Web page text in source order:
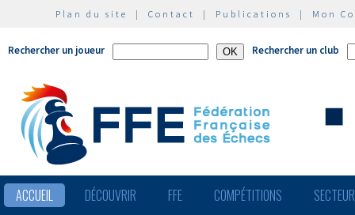
Plan du site | Contact | Publications | Mon
Rechercher un joueur Rechercher un club
ACCUEIL DÉCOUVRIR FFE COMPÉTITIONS